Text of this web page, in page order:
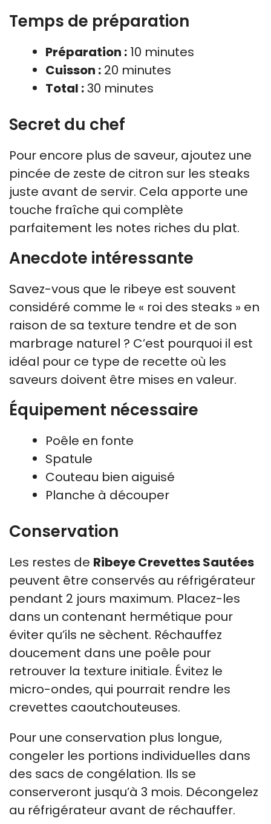
Temps de préparation
Préparation : 10 minutes
Cuisson : 20 minutes
Total :30 minutes
Secret du chef
Pour encore plus de saveur, ajoutez une
pincée de zeste de citron sur les steaks
juste avant de servir. Cela apporte une
touche fraîche qui complète
parfaitement les notes riches du plat.
Anecdote intéressante
Savez-vous que le ribeye est souvent
considéré comme le « roi des steaks » en
raison de sa texture tendre et de son
marbrage naturel ? C’est pourquoi il est
idéal pour ce type de recette où les
saveurs doivent être mises en valeur.
Équipement nécessaire
Poêle en fonte
Spatule
Couteau bien aiguisé
Planche à découper
Conservation
Les restes de Ribeye Crevettes Sautées
peuvent être conservés au réfrigérateur
pendant 2 jours maximum. Placez-les
dans un contenant hermétique pour
éviter qu’ils ne sèchent. Réchauffez
doucement dans une poêle pour
retrouver la texture initiale. Évitez le
micro-ondes, qui pourrait rendre les
crevettes caoutchouteuses.
Pour une conservation plus longue,
congeler les portions individuelles dans
des sacs de congélation. Ils se
conserveront jusqu’à 3 mois. Décongelez
au réfrigérateur avant de réchauffer.